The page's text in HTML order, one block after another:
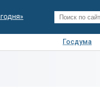
Госдума